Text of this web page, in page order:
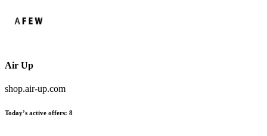
Air Up
shop.air-up.com
Today’s active offers: 8